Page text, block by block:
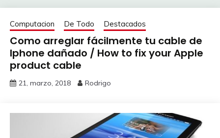
Computacion De Todo Destacados
Como arreglar fácilmente tu cable de
Iphone dañado / How to fix your Apple
product cable
21, marzo, 2018 Rodrigo